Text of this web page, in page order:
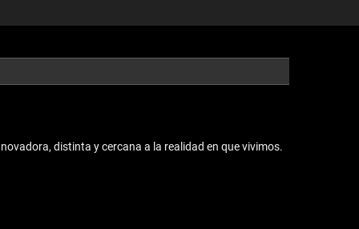
distinta y cercana a la realidad en que vivimos.